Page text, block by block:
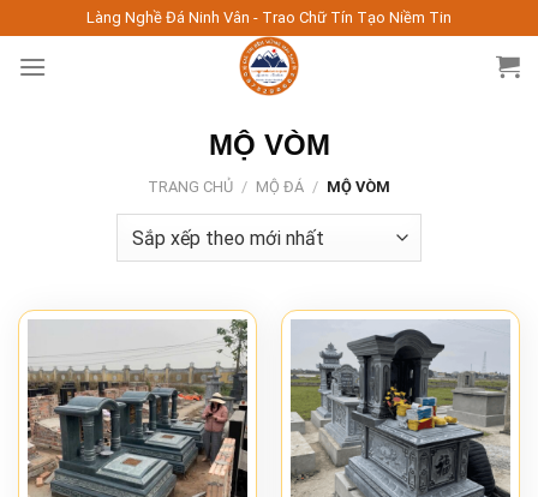
to
content
Làng Nghề Đá Ninh Vân - Trao Chữ Tín Tạo Niềm Tin
MỘ VÒM
TRANG CHỦ / MỘ ĐÁ / MỘ VÒM